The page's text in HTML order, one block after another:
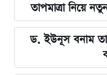
তাপমাত্রা নিয়ে
ড. ইউনূস বনাম